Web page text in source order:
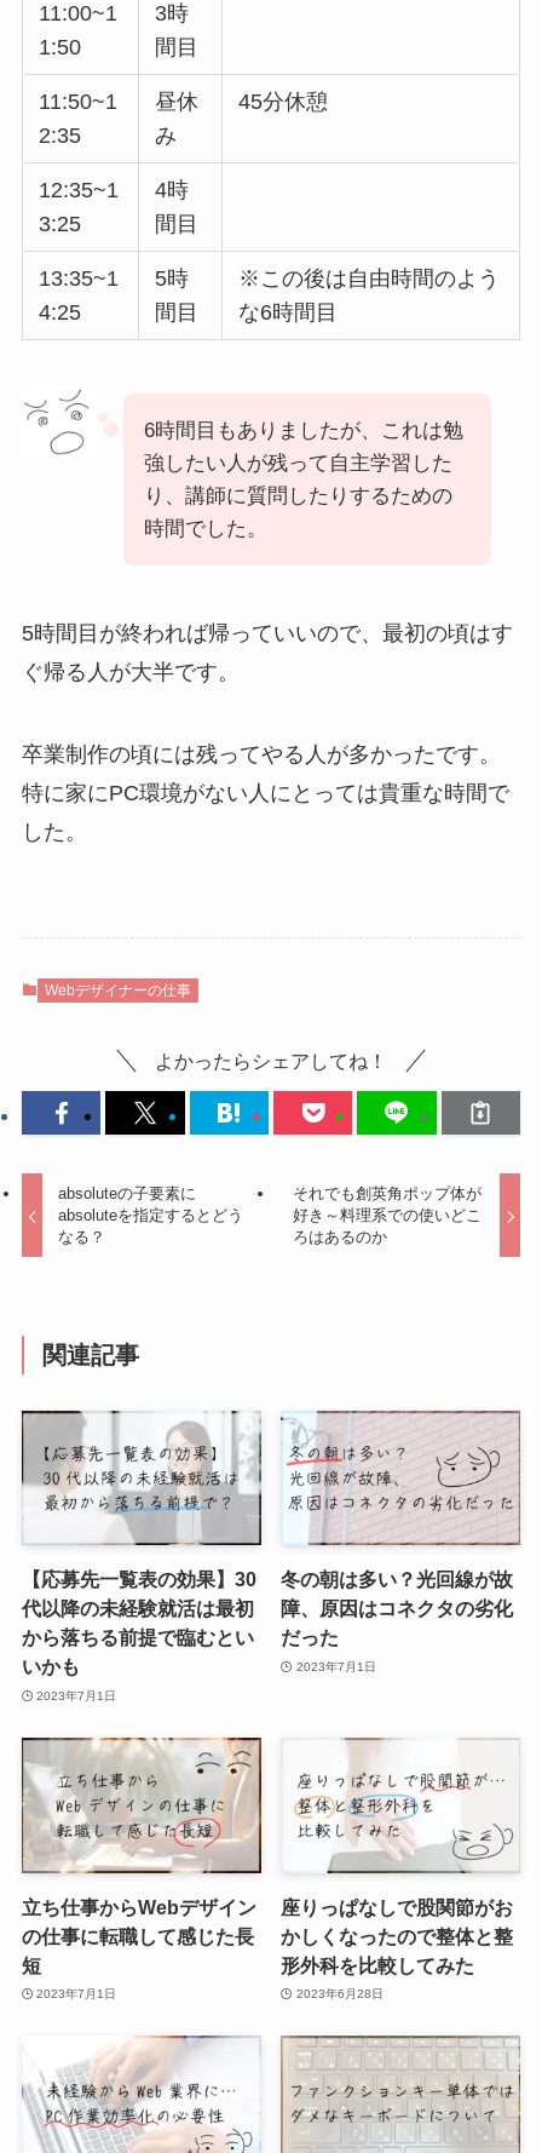
11:00~1
1:50
3時
間目
11:50~1
2:35
昼休
み
45分休憩
12:35~1
3:25
4時
間目
13:35~1
4:25
5時
間目
※この後は自由時間のよう
な6時間目
6時間目もありましたが、これは勉
強したい人が残って自主学習した
り、講師に質問したりするための
時間でした。
5時間目が終われば帰っていいので、最初の頃はす
ぐ帰る人が大半です。
卒業制作の頃には残ってやる人が多かったです。
特に家にPC環境がない人にとっては貴重な時間で
した。
Webデザイナーの仕事
よかったらシェアしてね！
absoluteの子要素に
absoluteを指定するとどう
なる？
それでも創英角ポップ体が
好き～料理系での使いどこ
ろはあるのか
関連記事
【応募先一覧表の効果】30
代以降の未経験就活は最初
から落ちる前提で臨むとい
いかも
2023年7月1日
冬の朝は多い？光回線が故
障、原因はコネクタの劣化
だった
2023年7月1日
立ち仕事からWebデザイン
の仕事に転職して感じた長
短
2023年7月1日
座りっぱなしで股関節がお
かしくなったので整体と整
形外科を比較してみた
2023年6月28日